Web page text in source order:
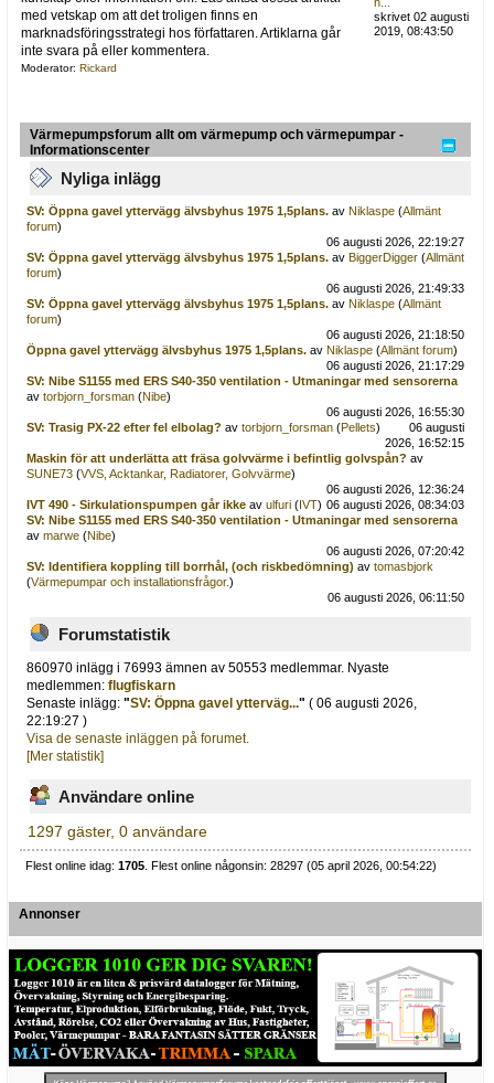
med vetskap om att det troligen finns en
marknadsföringsstrategi hos författaren. Artiklarna går
inte svara på eller kommentera.
Moderator: Rickard
skrivet 02 augusti
2019, 08:43:50
Värmepumpsforum allt om värmepump och värmepumpar -
Informationscenter
Nyliga inlägg
SV: Öppna gavel yttervägg älvsbyhus 1975 1,5plans.av Niklaspe(Allmänt
forum)
06 augusti 2026, 22:19:27
SV: Öppna gavel yttervägg älvsbyhus 1975 1,5plans.av BiggerDigger(Allmänt
forum)
06 augusti 2026, 21:49:33
SV: Öppna gavel yttervägg älvsbyhus 1975 1,5plans.av Niklaspe(Allmänt
forum)
06 augusti 2026, 21:18:50
Öppna gavel yttervägg älvsbyhus 1975 1,5plans.av Niklaspe(Allmänt forum)
06 augusti 2026, 21:17:29
SV: Nibe S1155 med ERS S40-350 ventilation - Utmaningar med sensorerna
av torbjorn_forsman(Nibe)
06 augusti 2026, 16:55:30
SV: Trasig PX-22 efter fel elbolag? av torbjorn_forsman(Pellets)
06 augusti
2026, 16:52:15
Maskin för att underlätta att fräsa golvvärme i befintlig golvspån? av
SUNE73(VVS, Acktankar, Radiatorer, Golvvärme)
06 augusti 2026, 12:36:24
IVT 490 - Sirkulationspumpen går ikkeav ulfuri(IVT) 06 augusti 2026, 08:34:03
SV: Nibe S1155 med ERS S40-350 ventilation - Utmaningar med sensorerna
av marwe(Nibe)
06 augusti 2026, 07:20:42
SV: Identifiera koppling till borrhål, (och riskbedömning) av tomasbjork
(Värmepumpar och installationsfrågor.)
06 augusti 2026, 06:11:50
Forumstatistik
860970 inlägg i 76993 ämnen av 50553 medlemmar. Nyaste
medlemmen:flugfiskarn
Senaste inlägg:"SV: Öppna gavel ytterväg..." ( 06 augusti 2026,
22:19:27 )
Visa de senaste inläggen på forumet.
[Mer statistik]
Användare online
1297 gäster, 0 användare
Flest online idag:1705 . Flest online någonsin: 28297 (05 april 2026, 00:54:22)
Annonser